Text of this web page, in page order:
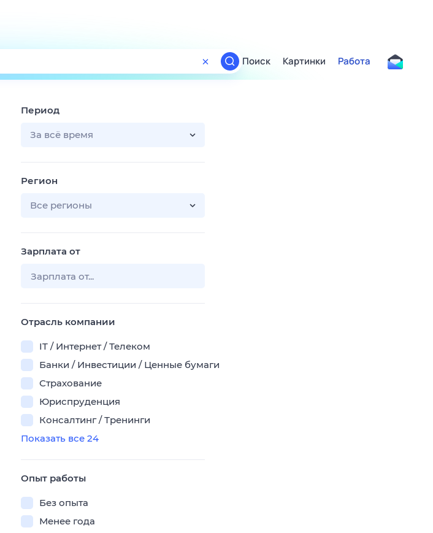
Поиск
ТВ-программа
Поиск Картинки Работа
Период
За всё время
Регион
Все регионы
Зарплата от
Отрасль компании
IT / Интернет / Телеком
Банки / Инвестиции / Ценные бумаги
Страхование
Юриспруденция
Консалтинг / Тренинги
Показать все 24
Опыт работы
Без опыта
Менее года